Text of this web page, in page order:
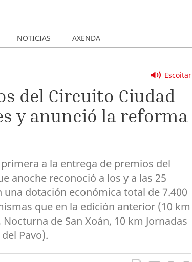
NOTICIAS AXENDA
Escoitar
del Circuito Ciudad
y anunció la reforma
a la entrega de premios del
anoche reconoció a los y a las 25
dotación económica total de 7.400
que en la edición anterior (10 km
de San Xoán, 10 km Jornadas
Pavo).